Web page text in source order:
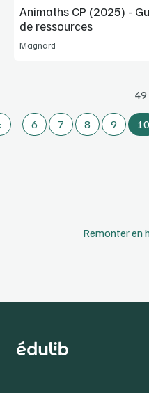
Animaths CP (2025) -
de ressources
Magnard
49
… 6 7 8 9 10
Remonter en